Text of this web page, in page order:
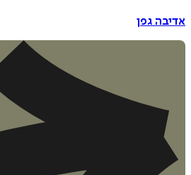
אדיבה גפן